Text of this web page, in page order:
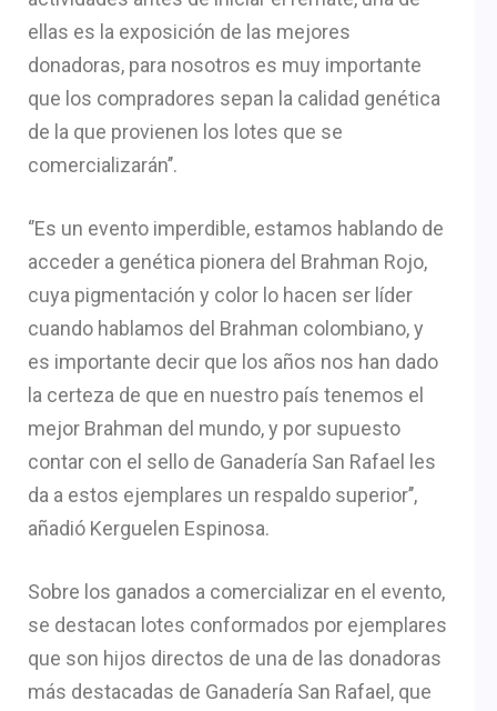
ellas es la exposición de las mejores
donadoras, para nosotros es muy importante
que los compradores sepan la calidad genética
de la que provienen los lotes que se
comercializarán’’.
‘’Es un evento imperdible, estamos hablando de
acceder a genética pionera del Brahman Rojo,
cuya pigmentación y color lo hacen ser líder
cuando hablamos del Brahman colombiano, y
es importante decir que los años nos han dado
la certeza de que en nuestro país tenemos el
mejor Brahman del mundo, y por supuesto
contar con el sello de Ganadería San Rafael les
da a estos ejemplares un respaldo superior’’,
añadió Kerguelen Espinosa.
Sobre los ganados a comercializar en el evento,
se destacan lotes conformados por ejemplares
que son hijos directos de una de las donadoras
más destacadas de Ganadería San Rafael, que